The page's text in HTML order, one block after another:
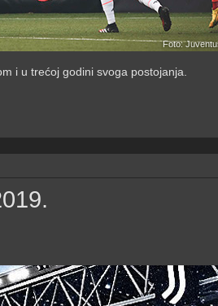
Foto:
i u trećoj godini svoga postojanja.